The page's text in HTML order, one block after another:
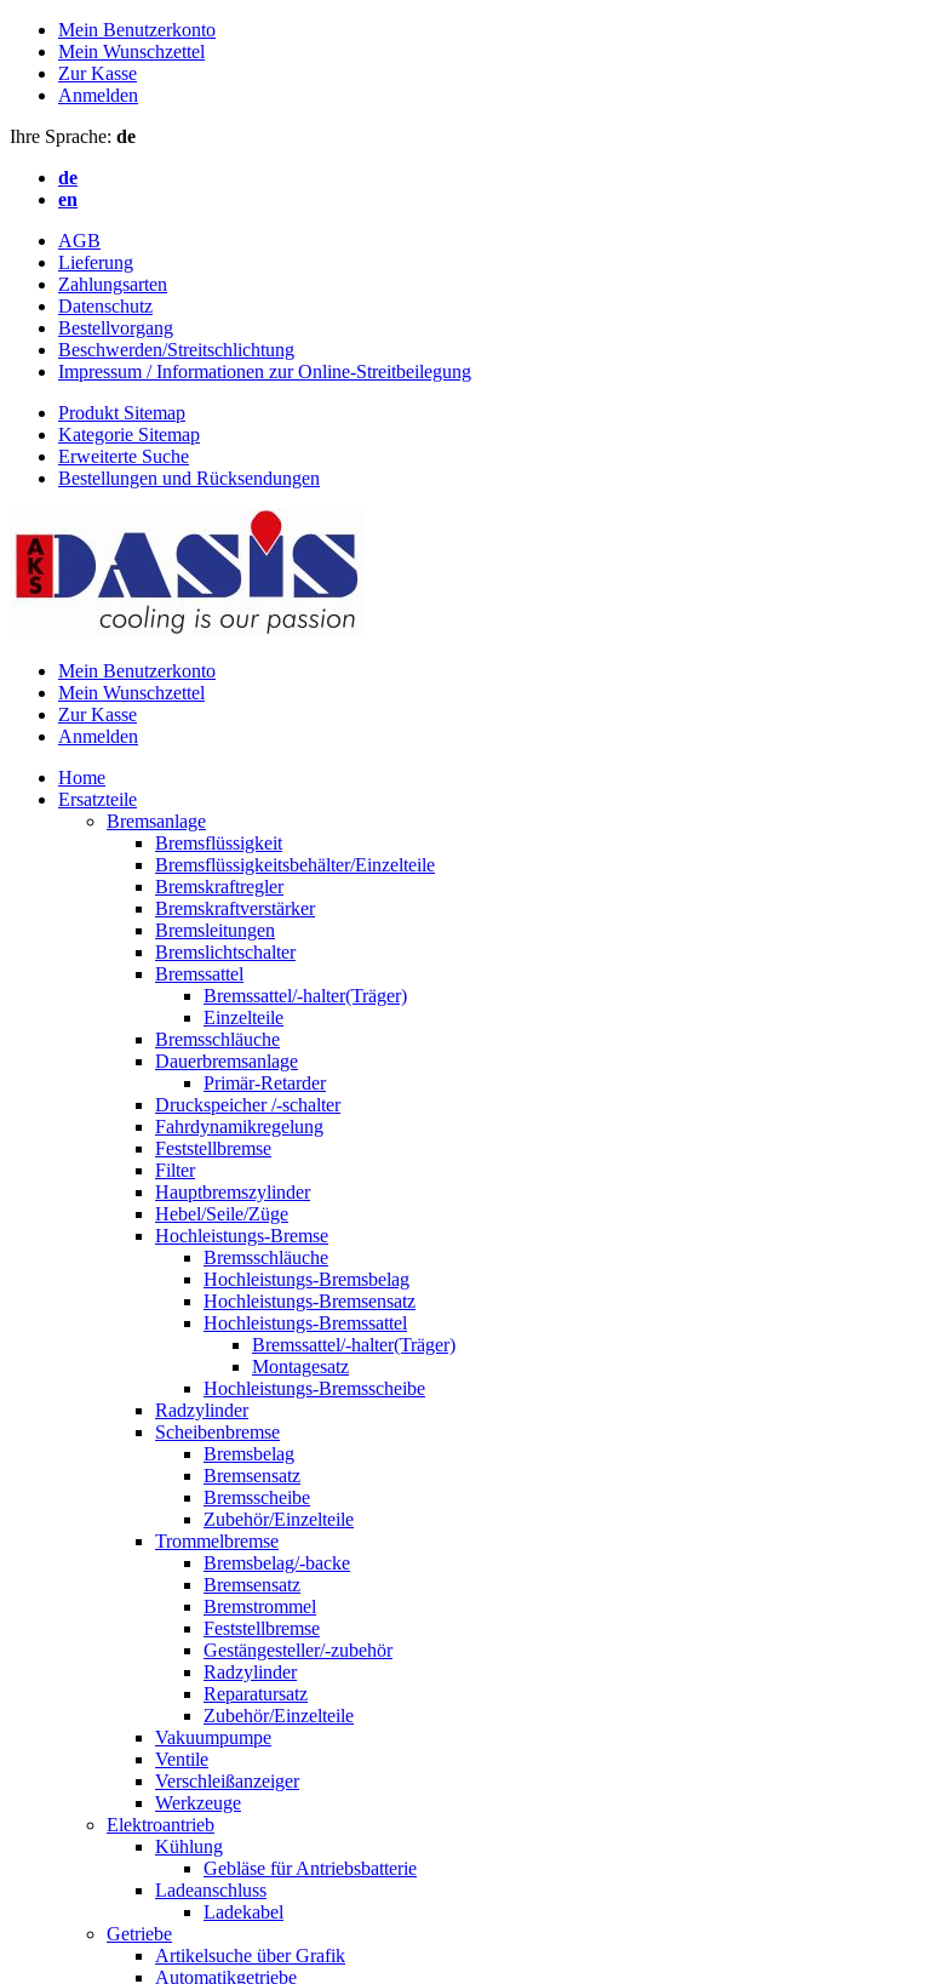
Mein Benutzerkonto
Mein Wunschzettel
Zur Kasse
Anmelden
Ihre Sprache: de
de
en
AGB
Lieferung
Zahlungsarten
Datenschutz
Bestellvorgang
Beschwerden/Streitschlichtung
Impressum / Informationen zur Online-Streitbeilegung
Produkt Sitemap
Kategorie Sitemap
Erweiterte Suche
Bestellungen und Rücksendungen
Mein Benutzerkonto
Mein Wunschzettel
Zur Kasse
Anmelden
Home
Ersatzteile
Bremsanlage
Bremsflüssigkeit
Bremsflüssigkeitsbehälter/Einzelteile
Bremskraftregler
Bremskraftverstärker
Bremsleitungen
Bremslichtschalter
Bremssattel
Bremssattel/-halter(Träger)
Einzelteile
Bremsschläuche
Dauerbremsanlage
Primär-Retarder
Druckspeicher /-schalter
Fahrdynamikregelung
Feststellbremse
Filter
Hauptbremszylinder
Hebel/Seile/Züge
Hochleistungs-Bremse
Bremsschläuche
Hochleistungs-Bremsbelag
Hochleistungs-Bremsensatz
Hochleistungs-Bremssattel
Bremssattel/-halter(Träger)
Montagesatz
Hochleistungs-Bremsscheibe
Radzylinder
Scheibenbremse
Bremsbelag
Bremsensatz
Bremsscheibe
Zubehör/Einzelteile
Trommelbremse
Bremsbelag/-backe
Bremsensatz
Bremstrommel
Feststellbremse
Gestängesteller/-zubehör
Radzylinder
Reparatursatz
Zubehör/Einzelteile
Vakuumpumpe
Ventile
Verschleißanzeiger
Werkzeuge
Elektroantrieb
Kühlung
Gebläse für Antriebsbatterie
Ladeanschluss
Ladekabel
Getriebe
Artikelsuche über Grafik
Automatikgetriebe